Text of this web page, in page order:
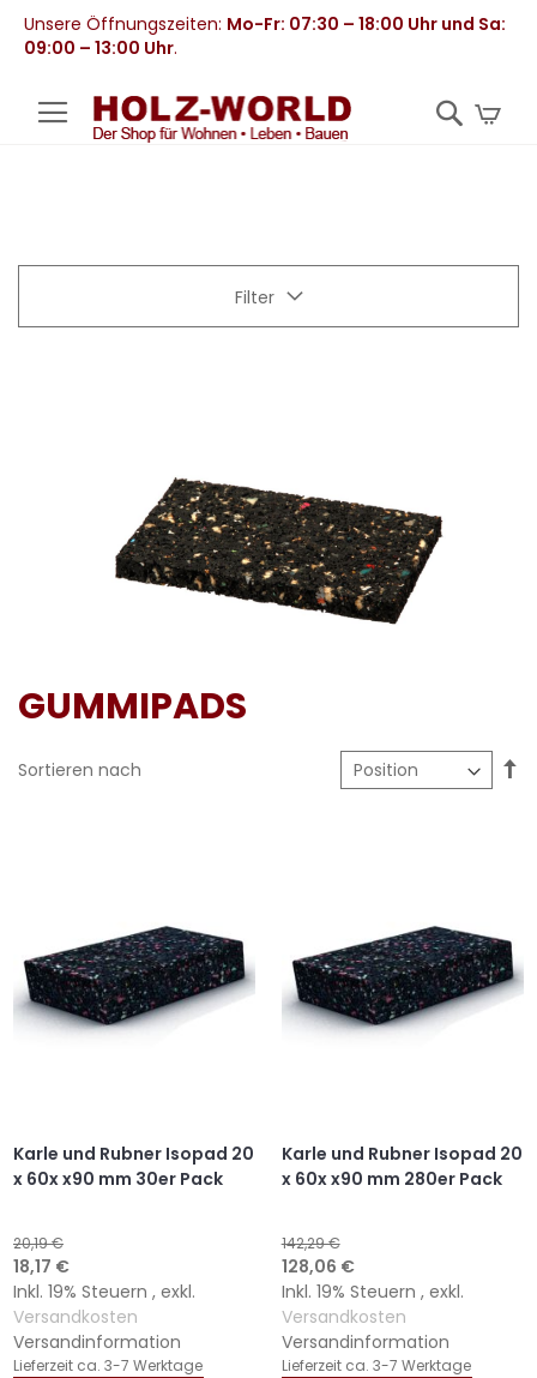
Unsere Öffnungszeiten: Mo-Fr: 07:30 – 18:00 Uhr und Sa:
09:00 – 13:00 Uhr.
Filter
GUMMIPADS
Sortieren nach
Karle und Rubner Isopad 20
x 60x x90 mm 30er Pack
20,19 €
Sonderangebot
18,17 €
Inkl. 19% Steuern , exkl.
Versandkosten
Versandinformation
Lieferzeit ca. 3-7 Werktage
Karle und Rubner Isopad 20
x 60x x90 mm 280er Pack
142,29 €
Sonderangebot
128,06 €
Inkl. 19% Steuern , exkl.
Versandkosten
Versandinformation
Lieferzeit ca. 3-7 Werktage